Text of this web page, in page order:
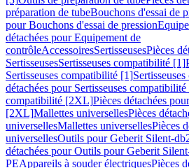
préparation de tubeBouchons d'essai de
pour Bouchons d'essai de pression
détachées pour Equipement de
contrôleAccessoiresSertisseusesPièces
SertisseusesSertisseuses compatibilité [1]
Sertisseuses compatibilité [1]
détachées pour Sertisseuses
compatibilité [2XL]Pièces détachées
[2XL]Mallettes universellesPièces
universellesMallettes universellesPièces
universellesOutils pour Geberit Silent-
détachées pour Outils pour Geberit
PEAppareils à souder électriquesPièces